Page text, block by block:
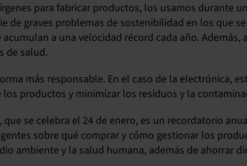
para fabricar productos, los usamos durante
de graves problemas de sostenibilidad en los que
a una velocidad récord cada año. Además,
de salud.
más responsable. En el caso de la electrónica,
productos y minimizar los residuos y la
se celebra el 24 de enero, es un recordatorio
sobre qué comprar y cómo gestionar los
ambiente y la salud humana, además de ahorrar